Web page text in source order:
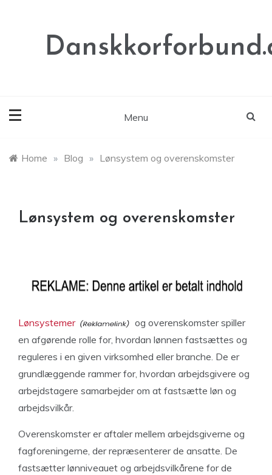
Menu
Home » Blog » Lønsystem og overenskomster
Lønsystem og overenskomster
Lønsystemer
og overenskomster spiller
en afgørende rolle for, hvordan lønnen fastsættes og
reguleres i en given virksomhed eller branche. De er
grundlæggende rammer for, hvordan arbejdsgivere og
arbejdstagere samarbejder om at fastsætte løn og
arbejdsvilkår.
Overenskomster er aftaler mellem arbejdsgiverne og
fagforeningerne, der repræsenterer de ansatte. De
fastsætter lønniveauet og arbejdsvilkårene for de